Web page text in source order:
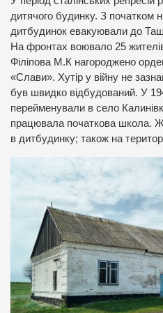
дитячого будинку. З початком
дитбудинок евакуювали до
На фронтах воювало 25
Філіпова М.К нагороджено
«Слави». Хутір у війну не
був швидко відбудований. У
перейменували в село
працювала початкова школа.
в дитбудинку; також на